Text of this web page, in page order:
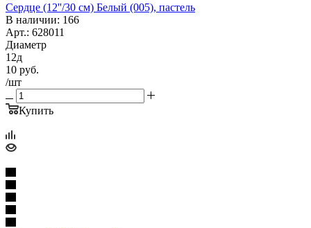
Сердце (12''/30 см) Белый (005), пастель
В наличии: 166
Арт.: 628011
Диаметр
12д
10 руб.
/шт
Купить